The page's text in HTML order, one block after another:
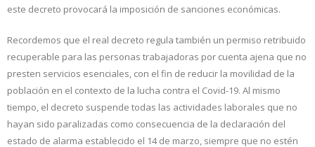
este decreto provocará la imposición de sanciones económicas.
Recordemos que el real decreto regula también un permiso retribuido
recuperable para las personas trabajadoras por cuenta ajena que no
presten servicios esenciales, con el fin de reducir la movilidad de la
población en el contexto de la lucha contra el Covid-19. Al mismo
tiempo, el decreto suspende todas las actividades laborales que no
hayan sido paralizadas como consecuencia de la declaración del
estado de alarma establecido el 14 de marzo, siempre que no estén